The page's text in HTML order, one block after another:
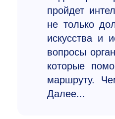
пройдет
не только
искусства и
вопросы
которые
маршруту.
Далее...